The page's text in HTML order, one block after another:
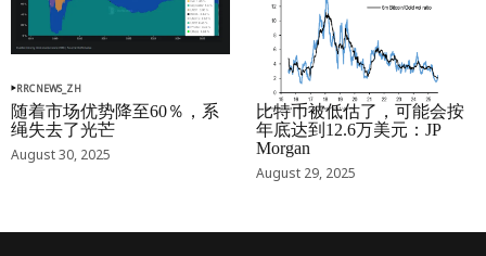
RRCNEWS_ZH
随着市场优势降至60％，系
绳失去了光芒
August 30, 2025
RRCNEWS_ZH
比特币被低估了，可能会按
年底达到12.6万美元：JP
Morgan
August 29, 2025